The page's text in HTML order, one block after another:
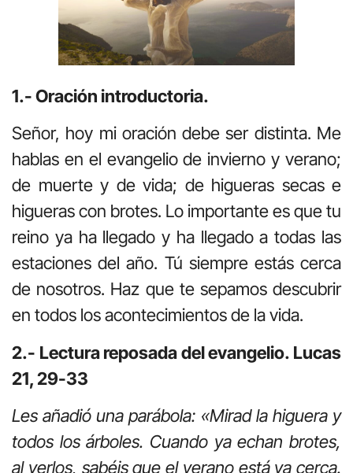
1.- Oración introductoria.
Señor, hoy mi oración debe ser distinta. Me
hablas en el evangelio de invierno y verano;
de muerte y de vida; de higueras secas e
higueras con brotes. Lo importante es que tu
reino ya ha llegado y ha llegado a todas las
estaciones del año. Tú siempre estás cerca
de nosotros. Haz que te sepamos descubrir
en todos los acontecimientos de la vida.
2.- Lectura reposada del evangelio. Lucas
21, 29-33
Les añadió una parábola: «Mirad la higuera y
todos los árboles. Cuando ya echan brotes,
al verlos, sabéis que el verano está ya cerca.